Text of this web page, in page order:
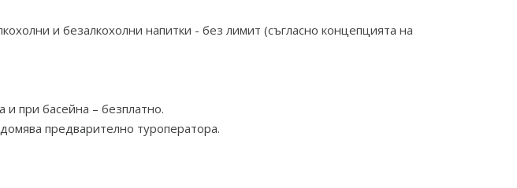
и безалкохолни напитки - без лимит (съгласно концепцията на
при басейна – безплатно.
предварително туроператора.